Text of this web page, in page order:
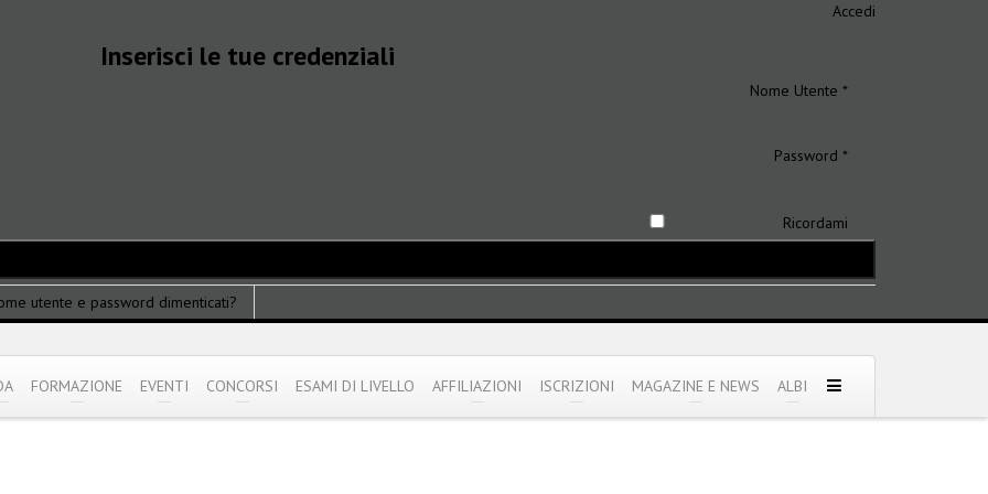
Accedi
Inserisci le tue credenziali
Nome Utente *
Password *
Ricordami
utente e password dimenticati?
FORMAZIONE EVENTI CONCORSI ESAMI DI LIVELLO AFFILIAZIONI ISCRIZIONI MAGAZINE E NEWS ALBI